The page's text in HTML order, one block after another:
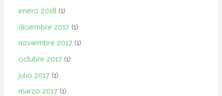
enero 2018 (1)
diciembre 2017 (1)
noviembre 2017 (1)
octubre 2017 (1)
julio 2017 (1)
marzo 2017 (1)